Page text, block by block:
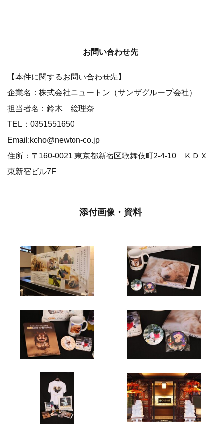
お問い合わせ先
【本件に関するお問い合わせ先】
企業名：株式会社ニュートン（サンザグループ会社）
担当者名：鈴木 絵理奈
TEL：0351551650
Email:koho@newton-co.jp
住所：〒160-0021 東京都新宿区歌舞伎町2-4-10 ＫＤＸ
東新宿ビル7F
添付画像・資料